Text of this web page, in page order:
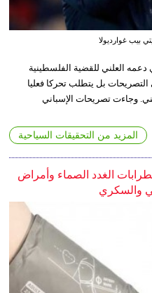
بيب غوارديولا
العلني للقضية الفلسطينية
بل يتطلب تحركا فعليا
وجاءت تصريحات الإسباني
المزيد من التحقيقات السياحية
الغدد الصماء وأمراض
والسكري